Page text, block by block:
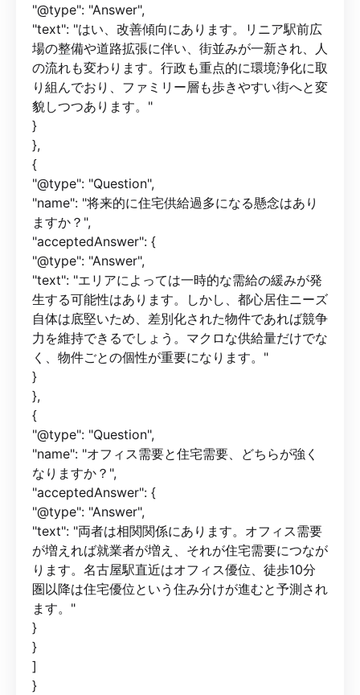
"@type": "Answer",
"text": "はい、改善傾向にあります。リニア駅前広
場の整備や道路拡張に伴い、街並みが一新され、人
の流れも変わります。行政も重点的に環境浄化に取
り組んでおり、ファミリー層も歩きやすい街へと変
貌しつつあります。"
}
},
{
"@type": "Question",
"name": "将来的に住宅供給過多になる懸念はあり
ますか？",
"acceptedAnswer": {
"@type": "Answer",
"text": "エリアによっては一時的な需給の緩みが発
生する可能性はあります。しかし、都心居住ニーズ
自体は底堅いため、差別化された物件であれば競争
力を維持できるでしょう。マクロな供給量だけでな
く、物件ごとの個性が重要になります。"
}
},
{
"@type": "Question",
"name": "オフィス需要と住宅需要、どちらが強く
なりますか？",
"acceptedAnswer": {
"@type": "Answer",
"text": "両者は相関関係にあります。オフィス需要
が増えれば就業者が増え、それが住宅需要につなが
ります。名古屋駅直近はオフィス優位、徒歩10分
圏以降は住宅優位という住み分けが進むと予測され
ます。"
}
}
]
}